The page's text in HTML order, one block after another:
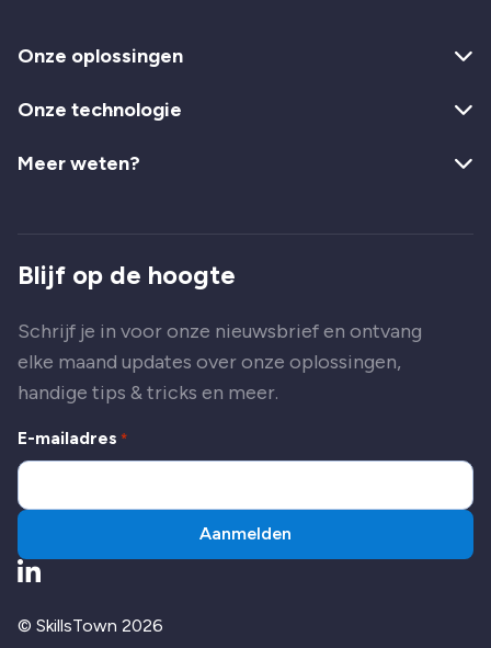
Onze oplossingen
Onze technologie
Meer weten?
Blijf op de hoogte
Schrijf je in voor onze nieuwsbrief en ontvang
elke maand updates over onze oplossingen,
handige tips & tricks en meer.
E-mailadres *
Aanmelden
Ga naar LinkedIn
© SkillsTown 2026